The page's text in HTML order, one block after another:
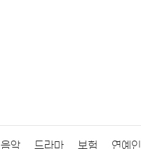
음악 드라마 보험 연예인